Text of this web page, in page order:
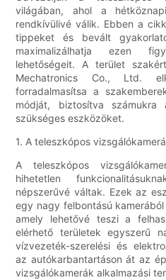
világában, ahol a
rendkívülivé válik. Ebben a
tippeket és bevált
maximalizálhatja ezen
lehetőségeit. A terület
Mechatronics Co., Ltd.
forradalmasítsa a
módját, biztosítva
szükséges eszközöket.
1. A teleszkópos
A teleszkópos
hihetetlen
népszerűvé váltak. Ezek az
egy nagy felbontású
amely lehetővé teszi a
elérhető területek egyszerű
vízvezeték-szerelési és
az autókarbantartáson át az
vizsgálókamerák alkalmazási